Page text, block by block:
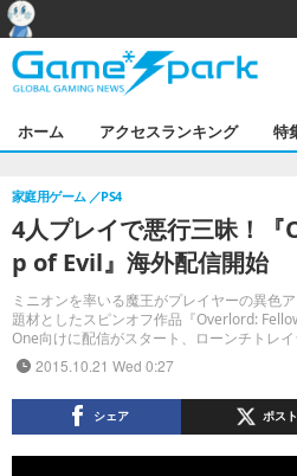
ホーム アクセスランキング 特
4人プレイで悪行三昧！
p of Evil』海外配信開始
ミニオンを率いる魔王がプレイヤーの異色
題材としたスピンオフ作品『Overlord:
One向けに配信がスタート、ローンチトレイ
家庭用ゲーム PS4
2015.10.21 Wed 0:27
シェア ポスト